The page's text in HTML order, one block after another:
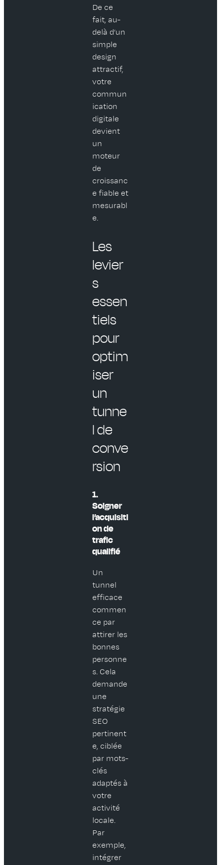
De ce
fait, au-
delà d’un
simple
design
attractif,
votre
commun
ication
digitale
devient
un
moteur
de
croissanc
e fiable et
mesurabl
e.
Les
levier
s
essen
tiels
pour
optim
iser
un
tunne
l de
conve
rsion
1.
Soigner
l’acquisiti
on de
trafic
qualifié
Un
tunnel
efficace
commen
ce par
attirer les
bonnes
personne
s. Cela
demande
une
stratégie
SEO
pertinent
e, ciblée
par mots-
clés
adaptés à
votre
activité
locale.
Par
exemple,
intégrer